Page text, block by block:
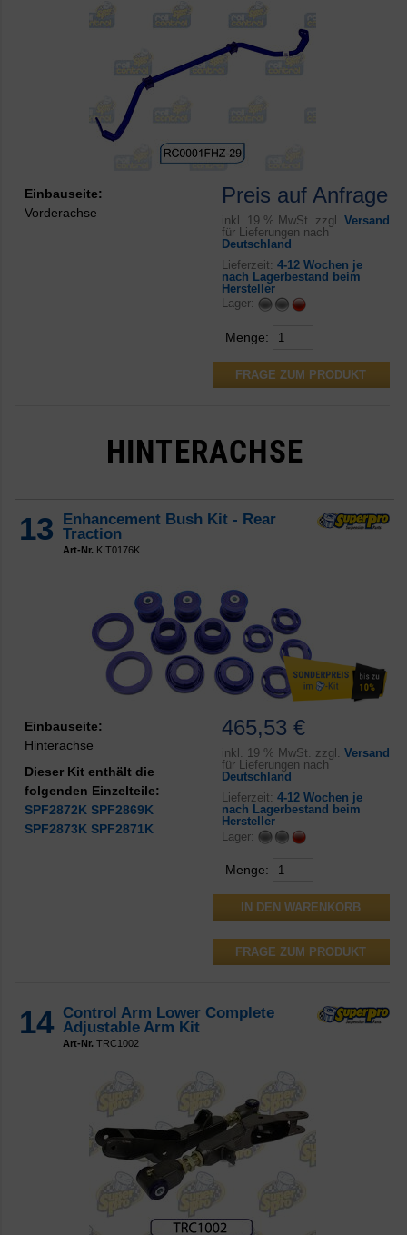
Preis auf Anfrage
inkl. 19 % MwSt. zzgl. Versand
für Lieferungen nach
Deutschland
Lieferzeit: 4-12 Wochen je
nach Lagerbestand beim
Hersteller
Lager:
Menge:
FRAGE ZUM PRODUKT
Einbauseite:
Vorderachse
HINTERACHSE
13
Enhancement Bush Kit - Rear
Traction
Art-Nr. KIT0176K
465,53 €
inkl. 19 % MwSt. zzgl. Versand
für Lieferungen nach
Deutschland
Lieferzeit: 4-12 Wochen je
nach Lagerbestand beim
Hersteller
Lager:
Menge:
FRAGE ZUM PRODUKT
Einbauseite:
Hinterachse
Dieser Kit enthält die
folgenden Einzelteile:
SPF2872K SPF2869K
SPF2873K SPF2871K
14 Control Arm Lower Complete
Adjustable Arm Kit
Art-Nr. TRC1002